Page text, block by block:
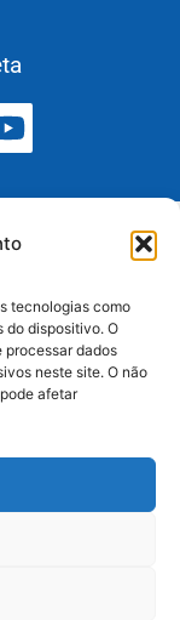
tecnologias como
do dispositivo. O
processar dados
neste site. O não
afetar
Catarina e